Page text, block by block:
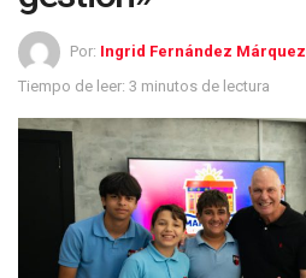
Por: Ingrid Fernández Márquez
Tiempo de leer: 3 minutos de lectura